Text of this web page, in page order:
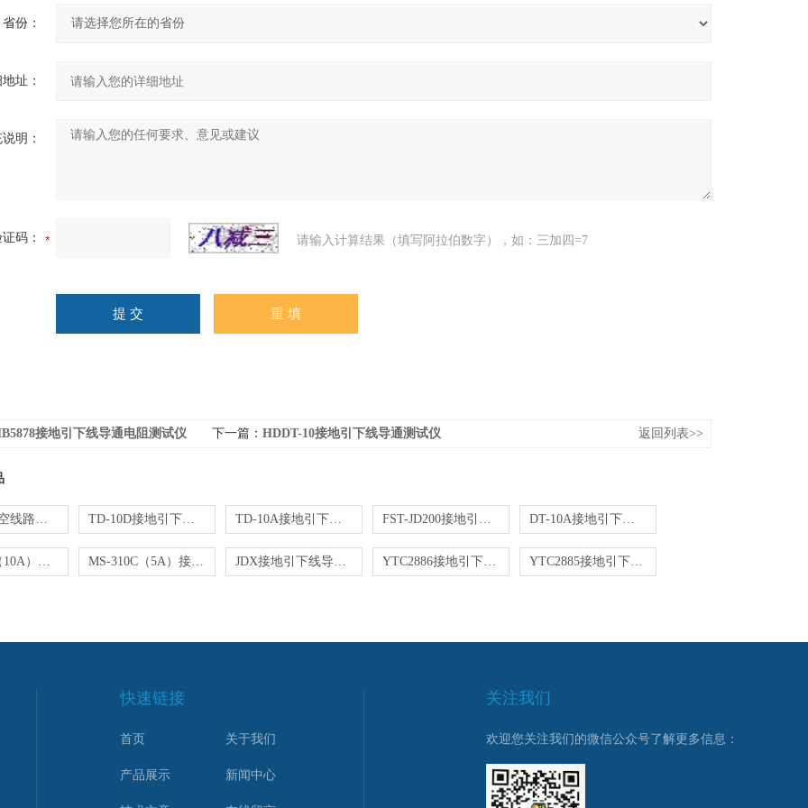
省份：
址：
明：
码： 请输入计算结果（填写阿拉伯数字），如：三加四=7
接地引下线导通电阻测试仪 下一篇： HDDT-10接地引下线导通测试仪 返回列表>>
KD4000架空线路接地故障查找仪 TD-10D接地引下线导通测试仪 TD-10A接地引下线导通测试仪 FST-JD200接地引线导通测试仪 DT-10A接地引下线导通电阻测试仪
MS-310C（10A）接地引下线导通测试仪 MS-310C（5A）接地引下线导通测试仪 JDX接地引下线导通测试仪 YTC2886接地引下线导通测试仪 YTC2885接地引下线导通测试仪
快速链接
首页 关于我们
产品展示 新闻中心
关注我们
欢迎您关注我们的微信公众号了解更多信息：